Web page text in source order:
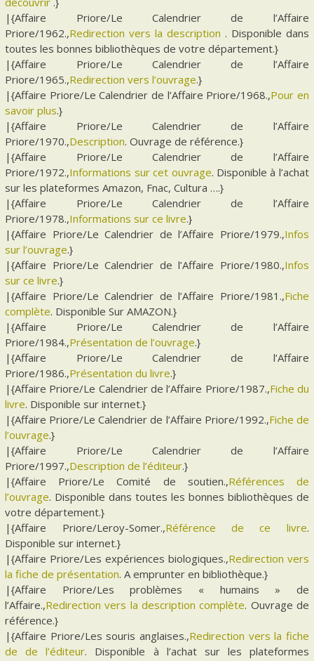
|{Affaire Priore/Le Calendrier de l’Affaire
Priore/1962.,Redirection vers la description . Disponible dans
toutes les bonnes bibliothèques de votre département.}
|{Affaire Priore/Le Calendrier de l’Affaire
Priore/1965.,Redirection vers l’ouvrage.}
|{Affaire Priore/Le Calendrier de l’Affaire Priore/1968.,Pour en
savoir plus.}
|{Affaire Priore/Le Calendrier de l’Affaire
Priore/1970.,Description. Ouvrage de référence.}
|{Affaire Priore/Le Calendrier de l’Affaire
Priore/1972.,Informations sur cet ouvrage. Disponible à l’achat
sur les plateformes Amazon, Fnac, Cultura ….}
|{Affaire Priore/Le Calendrier de l’Affaire
Priore/1978.,Informations sur ce livre.}
|{Affaire Priore/Le Calendrier de l’Affaire Priore/1979.,Infos
sur l’ouvrage.}
|{Affaire Priore/Le Calendrier de l’Affaire Priore/1980.,Infos
sur ce livre.}
|{Affaire Priore/Le Calendrier de l’Affaire Priore/1981.,Fiche
complète. Disponible Sur AMAZON.}
|{Affaire Priore/Le Calendrier de l’Affaire
Priore/1984.,Présentation de l’ouvrage.}
|{Affaire Priore/Le Calendrier de l’Affaire
Priore/1986.,Présentation du livre.}
|{Affaire Priore/Le Calendrier de l’Affaire Priore/1987.,Fiche du
livre. Disponible sur internet.}
|{Affaire Priore/Le Calendrier de l’Affaire Priore/1992.,Fiche de
l’ouvrage.}
|{Affaire Priore/Le Calendrier de l’Affaire
Priore/1997.,Description de l’éditeur.}
|{Affaire Priore/Le Comité de soutien.,Références de
l’ouvrage. Disponible dans toutes les bonnes bibliothèques de
votre département.}
|{Affaire Priore/Leroy-Somer.,Référence de ce livre.
Disponible sur internet.}
|{Affaire Priore/Les expériences biologiques.,Redirection vers
la fiche de présentation. A emprunter en bibliothèque.}
|{Affaire Priore/Les problèmes « humains » de
l’Affaire.,Redirection vers la description complète. Ouvrage de
référence.}
|{Affaire Priore/Les souris anglaises.,Redirection vers la fiche
de de l’éditeur. Disponible à l’achat sur les plateformes